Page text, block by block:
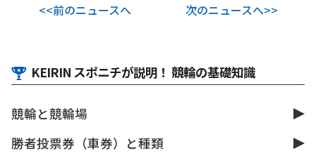
<<前のニュースへ 次のニュースへ>>
KEIRIN スポニチが説明！ 競輪の基礎知識
競輪と競輪場
勝者投票券（車券）と種類